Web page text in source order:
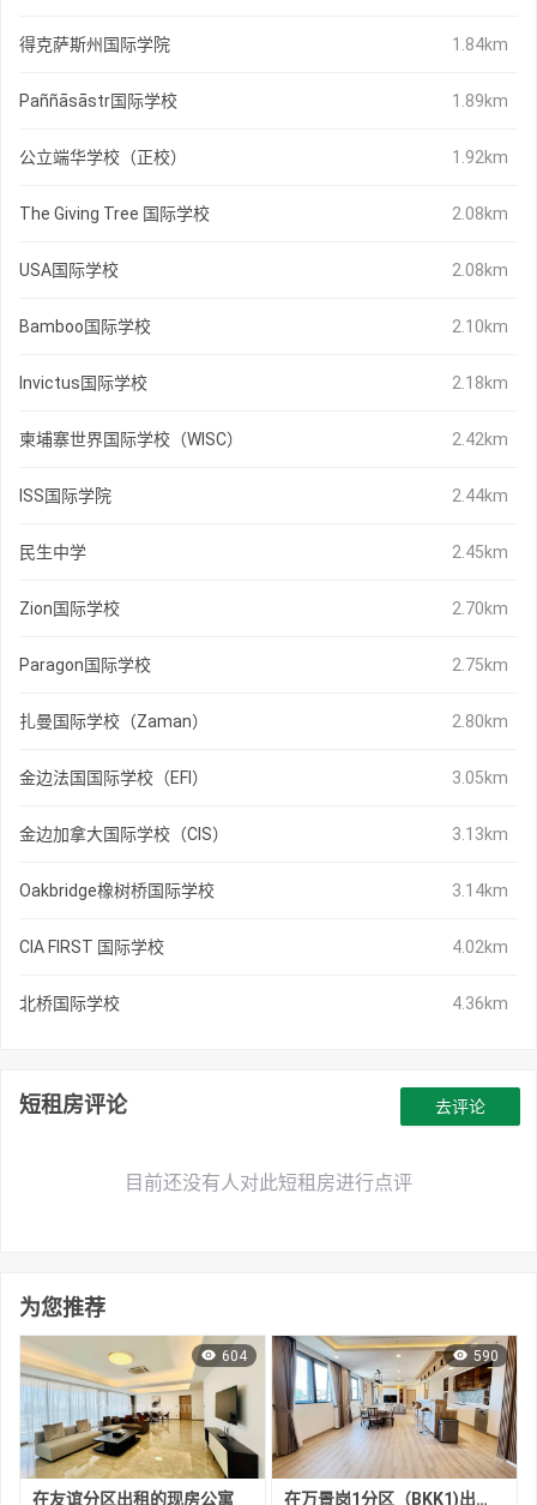
得克萨斯州国际学院 1.84km
Paññāsāstr国际学校 1.89km
公立端华学校（正校） 1.92km
The Giving Tree 国际学校 2.08km
USA国际学校 2.08km
Bamboo国际学校 2.10km
Invictus国际学校 2.18km
柬埔寨世界国际学校（WISC） 2.42km
ISS国际学院 2.44km
民生中学 2.45km
Zion国际学校 2.70km
Paragon国际学校 2.75km
扎曼国际学校（Zaman） 2.80km
金边法国国际学校（EFI） 3.05km
金边加拿大国际学校（CIS） 3.13km
Oakbridge橡树桥国际学校 3.14km
CIA FIRST 国际学校 4.02km
北桥国际学校 4.36km
短租房评论
目前还没有人对此短租房进行点评
去评论
为您推荐
604
在友谊分区出租的现房公寓
590
在万景岗1分区（BKK1)出租的现房公寓